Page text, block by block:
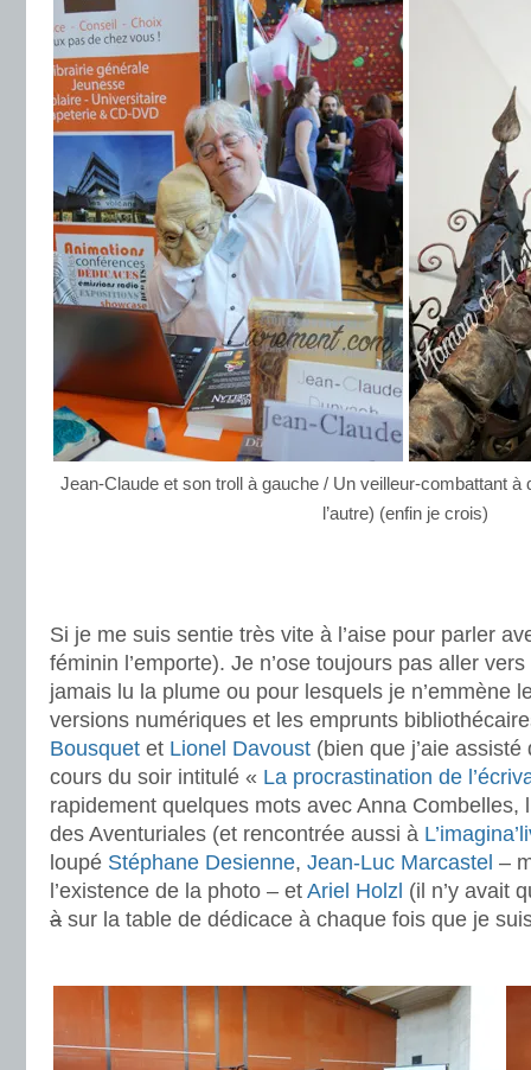
Jean-Claude et son troll à gauche / Un veilleur-combattant à
l’autre) (enfin je crois)
Si je me suis sentie très vite à l’aise pour parler
féminin l’emporte). Je n’ose toujours pas aller
jamais lu la plume ou pour lesquels je n’emmène
versions numériques et les emprunts
Bousquet et Lionel Davoust (bien que j’aie
cours du soir intitulé « La procrastination de
rapidement quelques mots avec Anna Combelles,
des Aventuriales (et rencontrée aussi à
loupé Stéphane Desienne, Jean-Luc Marcastel –
l’existence de la photo – et Ariel Holzl (il n’y avait
à sur la table de dédicace à chaque fois que je